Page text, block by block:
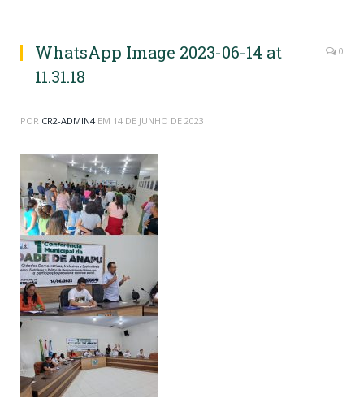
WhatsApp Image 2023-06-14 at
11.31.18
0
POR CR2-ADMIN4 EM 14 DE JUNHO DE 2023